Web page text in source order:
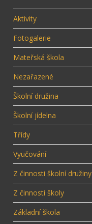
Aktivity
Fotogalerie
Mateřská škola
Nezařazené
Školní družina
Školní jídelna
Třídy
Vyučování
Z činnosti školní družiny
Z činnosti školy
Základní škola